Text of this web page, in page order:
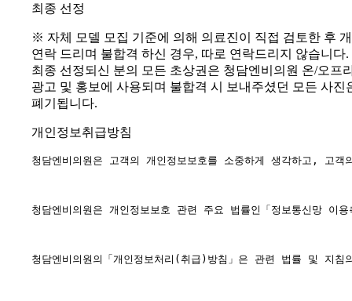
최종 선정
※ 자체 모델 모집 기준에 의해 의료진이 직접 검토한 후
연락 드리며 불합격 하신 경우, 따로 연락드리지 않습니다.
최종 선정되신 분의 모든 초상권은 청담엔비의원 온/오프
광고 및 홍보에 사용되며 불합격 시 보내주셨던 모든 사진
폐기됩니다.
개인정보취급방침
청담엔비의원은 고객의 개인정보보호를 소중하게 생각하고, 고
청담엔비의원은 개인정보보호 관련 주요 법률인「정보통신망
청담엔비의원의「개인정보처리(취급)방침」은 관련 법률 및